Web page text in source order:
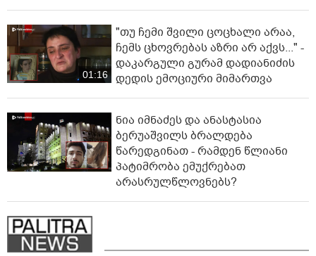
01:16
"თუ ჩემი შვილი ცოცხალი არაა,
ჩემს ცხოვრებას აზრი არ აქვს..." -
დაკარგული გურამ დადიანიძის
დედის ემოციური მიმართვა
ნია იმნაძეს და ანასტასია
ბერუაშვილს ბრალდება
წარედგინათ - რამდენ წლიანი
პატიმრობა ემუქრებათ
არასრულწლოვნებს?